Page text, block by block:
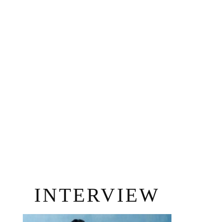
INTERVIEW